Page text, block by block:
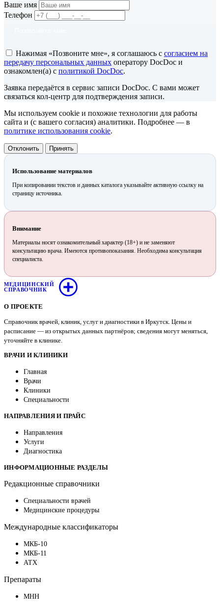
Ваше имя
Телефон
Нажимая «Позвоните мне», я соглашаюсь с согласием на
передачу персональных данных оператору DocDoc и
ознакомлен(а) с политикой DocDoc.
Заявка передаётся в сервис записи DocDoc. С вами может
связаться кол-центр для подтверждения записи.
Мы используем cookie и похожие технологии для работы
сайта и (с вашего согласия) аналитики. Подробнее — в
политике использования cookie.
Отклонить Принять
Использование материалов
При копировании текстов и данных каталога указывайте активную ссылку на
страницу источника.
Внимание
Материалы носят ознакомительный характер (18+) и не заменяют
консультацию врача. Имеются противопоказания. Необходима консультация
специалиста.
МЕДИЦИНСКИЙ
СПРАВОЧНИК
О ПРОЕКТЕ
Справочник врачей, клиник, услуг и диагностики в Иркутск. Цены и
расписание — из открытых данных партнёров; сведения могут меняться,
уточняйте в клинике.
ВРАЧИ И КЛИНИКИ
Главная
Врачи
Клиники
Специальности
НАПРАВЛЕНИЯ И ПРАЙС
Направления
Услуги
Диагностика
ИНФОРМАЦИОННЫЕ РАЗДЕЛЫ
Редакционные справочники
Специальности врачей
Медицинские процедуры
Международные классификаторы
МКБ-10
МКБ-11
АТХ
Препараты
МНН